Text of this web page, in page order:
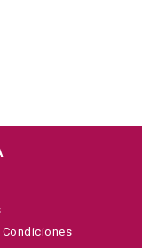
Condiciones